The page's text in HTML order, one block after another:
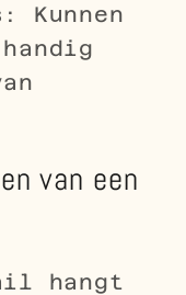
Kunnen
van een
hangt